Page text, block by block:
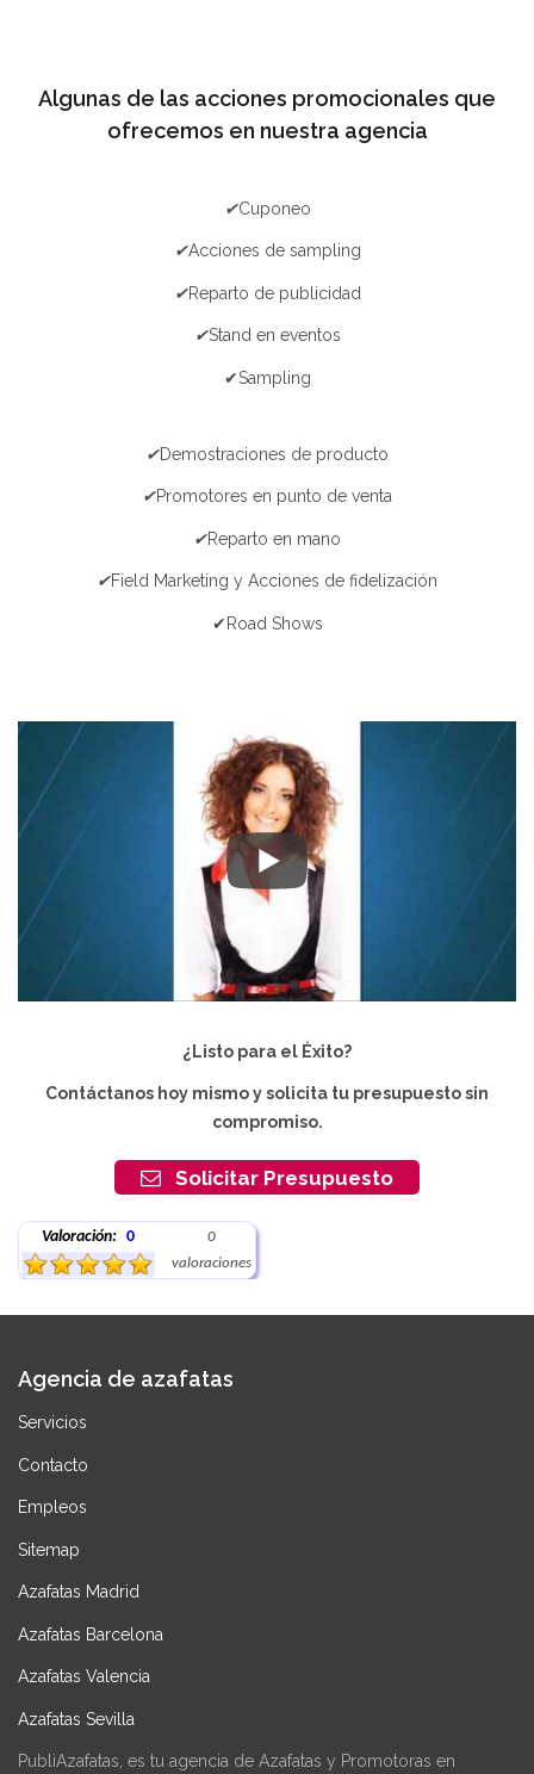
Algunas de las acciones promocionales que
ofrecemos en nuestra agencia
✔Cuponeo
✔Acciones de sampling
✔Reparto de publicidad
✔Stand en eventos
✔Sampling
✔Demostraciones de producto
✔Promotores en punto de venta
✔Reparto en mano
✔Field Marketing y Acciones de fidelización
✔Road Shows
¿Listo para el Éxito?
Contáctanos hoy mismo y solicita tu presupuesto sin
compromiso.
Solicitar Presupuesto
Valoración: 0
0
valoraciones
Agencia de azafatas
Servicios
Contacto
Empleos
Sitemap
Azafatas Madrid
Azafatas Barcelona
Azafatas Valencia
Azafatas Sevilla
PubliAzafatas, es tu agencia de Azafatas y Promotoras en